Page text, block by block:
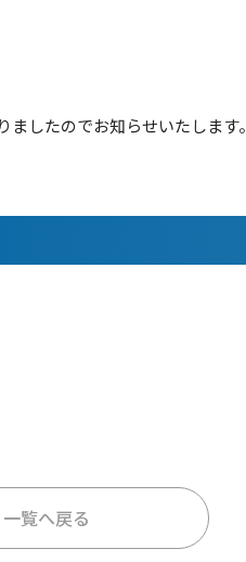
したのでお知らせいたします。
一覧へ戻る